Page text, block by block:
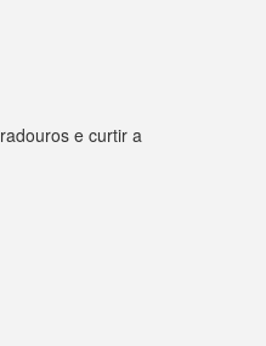
e curtir a